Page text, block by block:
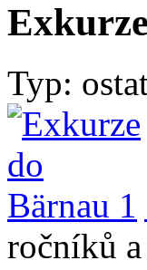
Typ:
ročníků